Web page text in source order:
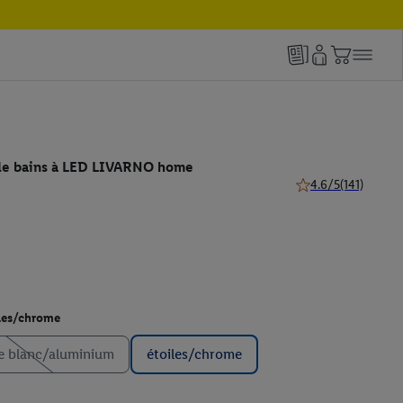
bains à LED LIVARNO home
4.6/5(141)
chrome
blanc/aluminium étoiles/chrome